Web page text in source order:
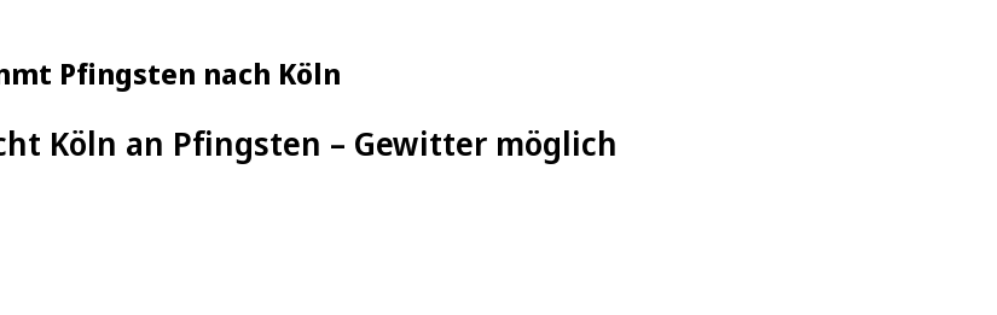
Pfingsten nach Köln
Köln an Pfingsten – Gewitter möglich